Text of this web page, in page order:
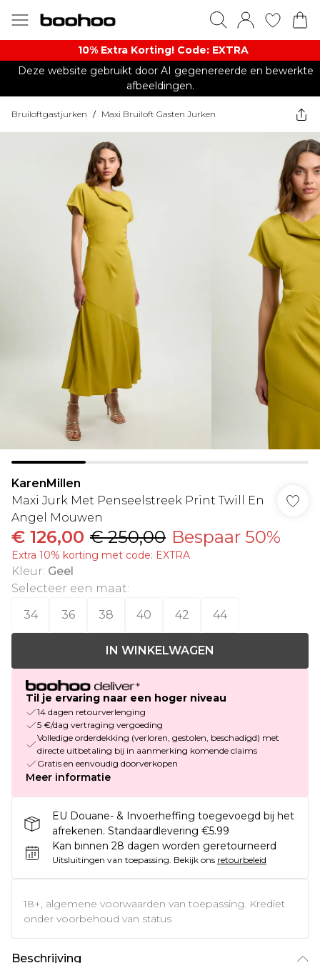
10% Extra Korting! Code: EXTRA​
Deze website gebruikt door AI gegenereerde en bewerkte
afbeeldingen.
Bruiloftgastjurken / Maxi Bruiloft Gasten Jurken
KarenMillen
Maxi Jurk Met Penseelstreek Print Twill En
Angel Mouwen
€ 126,00 € 250,00 Bespaar 50%
Extra 10% korting met code: EXTRA
Kleur: Geel
Selecteer een maat:
34
36 38 40 42 44
IN WINKELWAGEN
Til je ervaring naar een hoger niveau
14 dagen retourverlenging
5 €/dag vertraging vergoeding
Volledige orderdekking (verloren, gestolen, beschadigd) met
directe uitbetaling bij in aanmerking komende claims
Gratis en eenvoudig doorverkopen
Meer informatie
EU Douane- & Invoerheffing toegevoegd bij het
afrekenen. Standaardlevering €5.99
Kan binnen 28 dagen worden geretourneerd
Uitsluitingen van toepassing. Bekijk ons retourbeleid
18+, algemene voorwaarden van toepassing. Krediet
onder voorbehoud van status
Beschrijving